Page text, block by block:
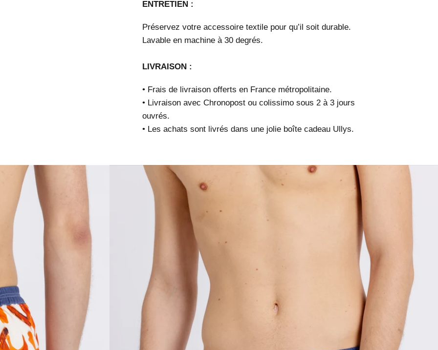
ENTRETIEN :
Préservez votre accessoire textile pour qu’il soit durable.
Lavable en machine à 30 degrés.
LIVRAISON :
• Frais de livraison offerts en France métropolitaine.
• Livraison avec Chronopost ou colissimo sous 2 à 3 jours
ouvrés.
• Les achats sont livrés dans une jolie boîte cadeau Ullys.